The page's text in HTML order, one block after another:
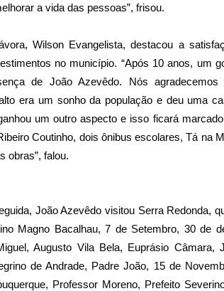
a vida das pessoas”, frisou.
Wilson Evangelista, destacou a
no município. “Após 10 anos, um
de João Azevêdo. Nós
era um sonho da população e deu uma
um outro aspecto e isso ficará
Coutinho, dois ônibus escolares, Tá na
obras”, falou.
João Azevêdo visitou Serra Redonda,
Magno Bacalhau, 7 de Setembro, 30 de
Augusto Vila Bela, Euprásio Câmara,
de Andrade, Padre João, 15 de
Professor Moreno, Prefeito